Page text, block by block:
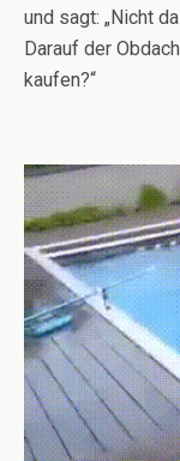
und sagt: „Nicht
Darauf der
kaufen?“